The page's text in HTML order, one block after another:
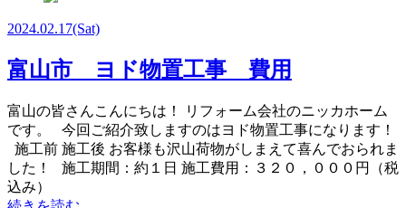
2024.02.17(Sat)
富山市 ヨド物置工事 費用
富山の皆さんこんにちは！ リフォーム会社のニッカホーム
です。 今回ご紹介致しますのはヨド物置工事になります！
施工前 施工後 お客様も沢山荷物がしまえて喜んでおられま
した！ 施工期間：約１日 施工費用：３２０，０００円（税
込み）